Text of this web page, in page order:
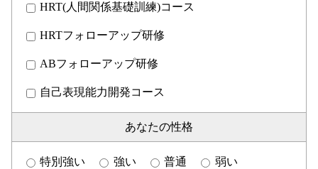
HRT(人間関係基礎訓練)コース
HRTフォローアップ研修
ABフォローアップ研修
自己表現能力開発コース
あなたの性格
特別強い 強い 普通 弱い